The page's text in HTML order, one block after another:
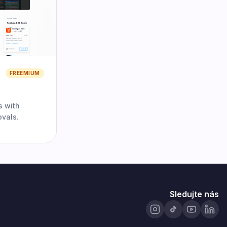
FREEMIUM
with
Sledujte nás